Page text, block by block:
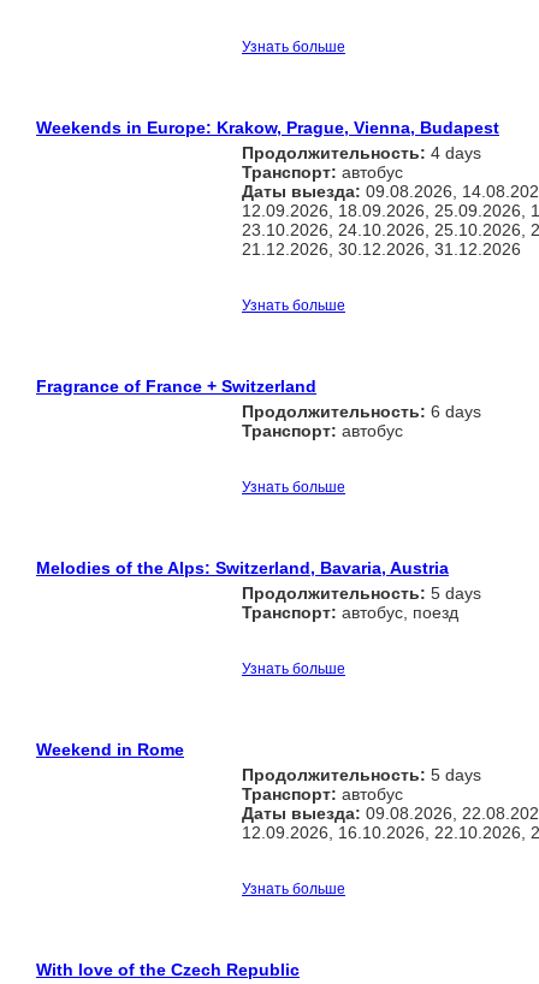
Узнать больше
Weekends in Europe: Krakow, Prague, Vienna, Budapest
Продолжительность: 4 days
Транспорт: автобус
Даты выезда: 09.08.2026,
12.09.2026, 18.09.2026, 25.09.2026,
23.10.2026, 24.10.2026, 25.10.2026,
21.12.2026, 30.12.2026, 31.12.2026
Узнать больше
Fragrance of France + Switzerland
Продолжительность: 6 days
Транспорт: автобус
Узнать больше
Melodies of the Alps: Switzerland, Bavaria, Austria
Продолжительность: 5 days
Транспорт: автобус, поезд
Узнать больше
Weekend in Rome
Продолжительность: 5 days
Транспорт: автобус
Даты выезда: 09.08.2026,
12.09.2026, 16.10.2026, 22.10.2026,
Узнать больше
With love of the Czech Republic